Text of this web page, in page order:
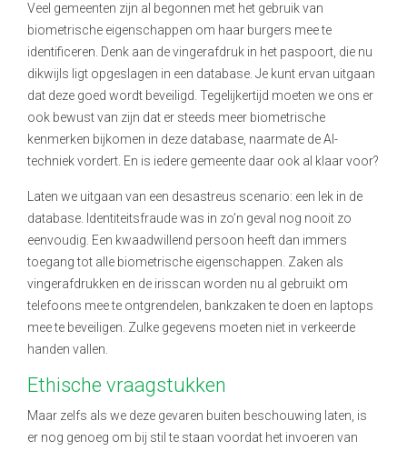
Veel gemeenten zijn al begonnen met het gebruik van
biometrische eigenschappen om haar burgers mee te
identificeren. Denk aan de vingerafdruk in het paspoort, die nu
dikwijls ligt opgeslagen in een database. Je kunt ervan uitgaan
dat deze goed wordt beveiligd. Tegelijkertijd moeten we ons er
ook bewust van zijn dat er steeds meer biometrische
kenmerken bijkomen in deze database, naarmate de AI-
techniek vordert. En is iedere gemeente daar ook al klaar voor?
Laten we uitgaan van een desastreus scenario: een lek in de
database. Identiteitsfraude was in zo’n geval nog nooit zo
eenvoudig. Een kwaadwillend persoon heeft dan immers
toegang tot alle biometrische eigenschappen. Zaken als
vingerafdrukken en de irisscan worden nu al gebruikt om
telefoons mee te ontgrendelen, bankzaken te doen en laptops
mee te beveiligen. Zulke gegevens moeten niet in verkeerde
handen vallen.
Ethische vraagstukken
Maar zelfs als we deze gevaren buiten beschouwing laten, is
er nog genoeg om bij stil te staan voordat het invoeren van